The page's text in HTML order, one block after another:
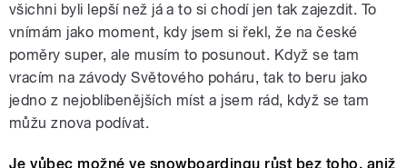
všichni byli lepší než já a to si chodí jen tak zajezdit. To
vnímám jako moment, kdy jsem si řekl, že na české
poměry super, ale musím to posunout. Když se tam
vracím na závody Světového poháru, tak to beru jako
jedno z nejoblíbenějších míst a jsem rád, když se tam
můžu znova podívat.
Je vůbec možné ve snowboardingu růst bez toho, aniž